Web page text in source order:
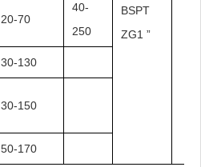
BSPT
ZG1 ”
20-70
40-
250
30-130
30-150
50-170